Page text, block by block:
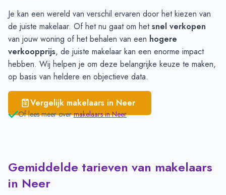
Je kan een wereld van verschil ervaren door het kiezen van
de juiste makelaar. Of het nu gaat om hetsnel verkopen
van jouw woning of het behalen van een hogere
verkoopprijs, de juiste makelaar kan een enorme impact
hebben. Wij helpen je om deze belangrijke keuze te maken,
op basis van heldere en objectieve data.
Vergelijk makelaars in Neer
Of lees meer over makelaars inNeer
Gemiddelde tarieven van makelaars
in Neer